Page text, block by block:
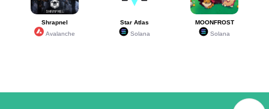
Shrapnel
Avalanche
Star Atlas
Solana
MOONFROST
Solana